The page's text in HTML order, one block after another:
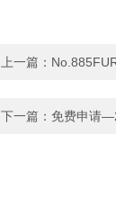
上一篇：
下一篇： 免费申请